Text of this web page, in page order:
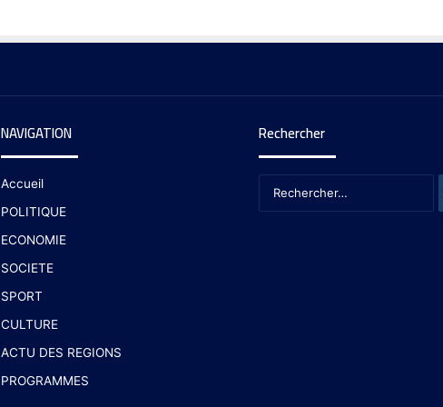
NAVIGATION
Accueil
POLITIQUE
ECONOMIE
SOCIETE
SPORT
CULTURE
ACTU DES REGIONS
PROGRAMMES
Rechercher